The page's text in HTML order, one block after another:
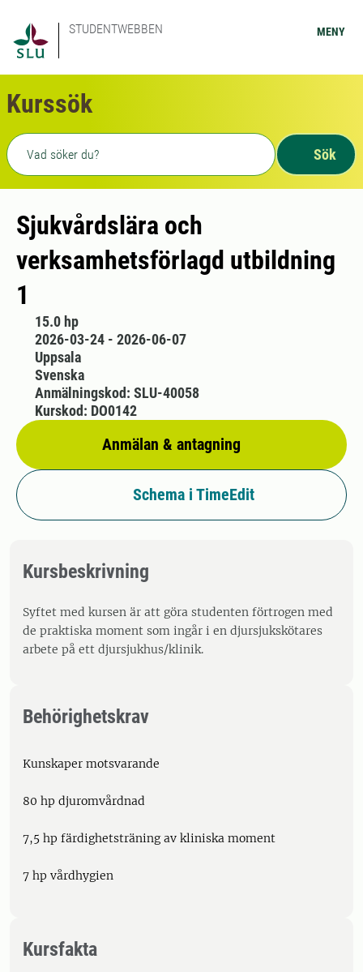
STUDENTWEBBEN MENY
Kurssök
Fritext sökning
Sök
Sjukvårdslära och
verksamhetsförlagd utbildning
1
15.0 hp
2026-03-24 - 2026-06-07
Uppsala
Svenska
Anmälan & antagning
Anmälningskod: SLU-40058
Kurskod: DO0142
Schema i TimeEdit
Kursbeskrivning
Syftet med kursen är att göra studenten förtrogen med
de praktiska moment som ingår i en djursjukskötares
arbete på ett djursjukhus/klinik.
Behörighetskrav
Kunskaper motsvarande
80 hp djuromvårdnad
7,5 hp färdighetsträning av kliniska moment
7 hp vårdhygien
Kursfakta